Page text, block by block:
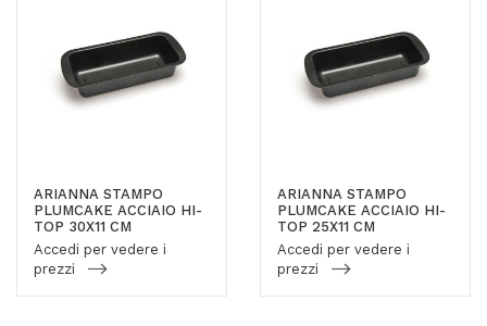
ARIANNA STAMPO
PLUMCAKE ACCIAIO HI-
TOP 30X11 CM
Accedi per vedere i
prezzi
ARIANNA STAMPO
PLUMCAKE ACCIAIO HI-
TOP 25X11 CM
Accedi per vedere i
prezzi